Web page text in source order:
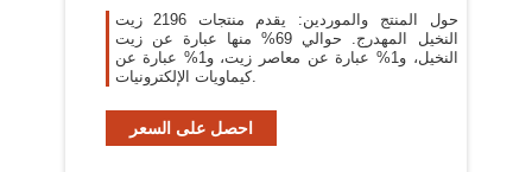
حول المنتج والموردين: يقدم منتجات 2196 زيت
النخيل المهدرج. حوالي 69% منها عبارة عن زيت
النخيل، و1% عبارة عن معاصر زيت، و1% عبارة عن
كيماويات الإلكترونيات.
احصل على السعر